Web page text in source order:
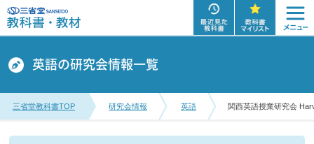
英語の研究会情報一覧
三省堂教科書TOP 研究会情報 英語 関西英語授業研究会